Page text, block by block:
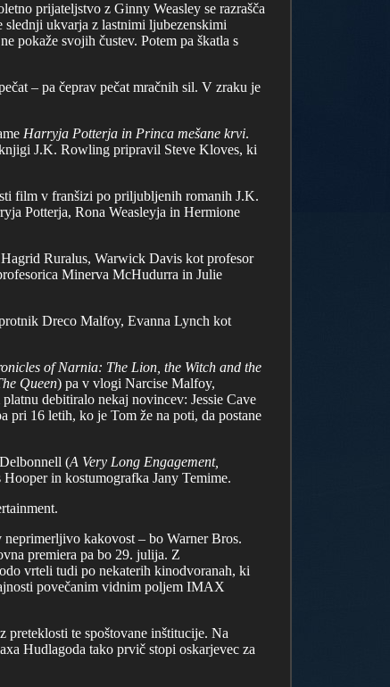
prijateljstvo z Ginny Weasley se razrašča
slednji ukvarja z lastnimi ljubezenskimi
pokaže svojih čustev. Potem pa škatla s
– pa čeprav pečat mračnih sil. V zraku je
Harryja Potterja in Princa mešane krvi.
J.K. Rowling pripravil Steve Kloves, ki
film v franšizi po priljubljenih romanih J.K.
Potterja, Rona Weasleyja in Hermione
Ruralus, Warwick Davis kot profesor
Minerva McHudurra in Julie
Dreco Malfoy, Evanna Lynch kot
of Narnia: The Lion, the Witch and the
Queen) pa v vlogi Narcise Malfoy,
debitiralo nekaj novincev: Jessie Cave
16 letih, ko je Tom že na poti, da postane
(A Very Long Engagement,
in kostumografka Jany Temime.
kakovost – bo Warner Bros.
premiera pa bo 29. julija. Z
vrteli tudi po nekaterih kinodvoranah, ki
povečanim vidnim poljem IMAX
preteklosti te spoštovane inštitucije. Na
Hudlagoda tako prvič stopi oskarjevec za